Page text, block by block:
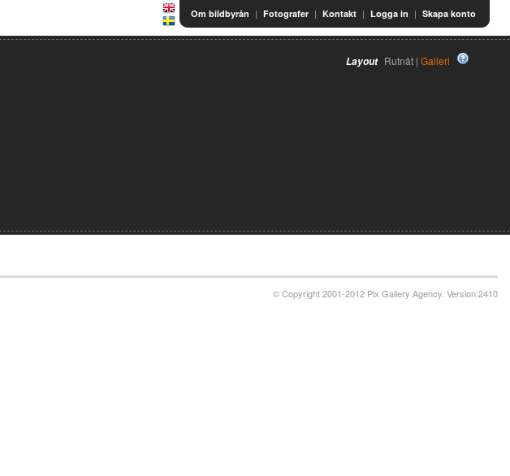
Om bildbyrån | Fotografer | Kontakt | Logga in | Skapa konto
Layout Rutnät | Galleri
© Copyright 2001-2012 Pix Gallery Agency. Version:2410